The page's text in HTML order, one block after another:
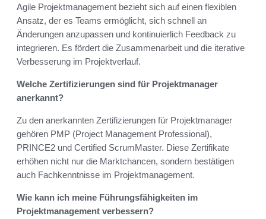
Agile Projektmanagement bezieht sich auf einen flexiblen
Ansatz, der es Teams ermöglicht, sich schnell an
Änderungen anzupassen und kontinuierlich Feedback zu
integrieren. Es fördert die Zusammenarbeit und die iterative
Verbesserung im Projektverlauf.
Welche Zertifizierungen sind für Projektmanager
anerkannt?
Zu den anerkannten Zertifizierungen für Projektmanager
gehören PMP (Project Management Professional),
PRINCE2 und Certified ScrumMaster. Diese Zertifikate
erhöhen nicht nur die Marktchancen, sondern bestätigen
auch Fachkenntnisse im Projektmanagement.
Wie kann ich meine Führungsfähigkeiten im
Projektmanagement verbessern?